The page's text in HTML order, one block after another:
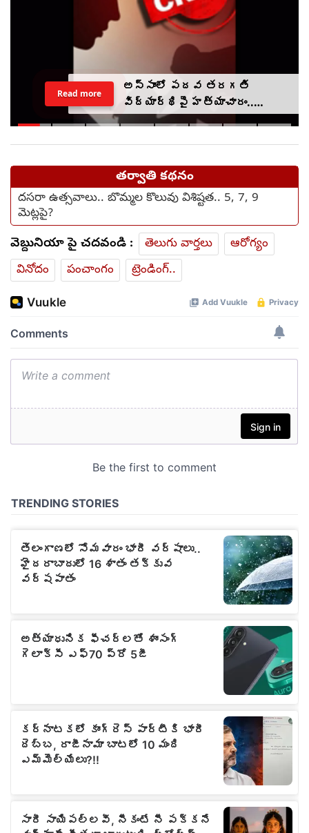
అస్సాంలో పదవ తరగతి
విద్యార్థిపై హత్యాచారం..
ఫంక్షన్‌కు వెళ్లిన తల్లి..
Read more
తర్వాతి కథనం
దసరా ఉత్సవాలు.. బొమ్మల కొలువు విశిష్టత.. 5, 7, 9
మెట్లపై?
వెబ్దునియా పై చదవండి : తెలుగు వార్తలు
ఆరోగ్యం
వినోదం
పంచాంగం ట్రెండింగ్..